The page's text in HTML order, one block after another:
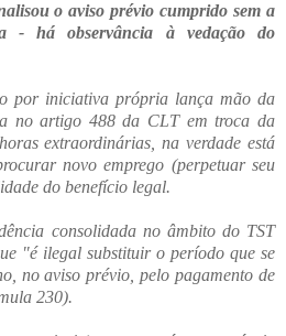
o aviso prévio cumprido sem a
- há observância à vedação do
por iniciativa própria lança mão da
no artigo 488 da CLT em troca da
extraordinárias, na verdade está
novo emprego (perpetuar seu
do benefício legal.
consolidada no âmbito do TST
"é ilegal substituir o período que se
no aviso prévio, pelo pagamento de
230).